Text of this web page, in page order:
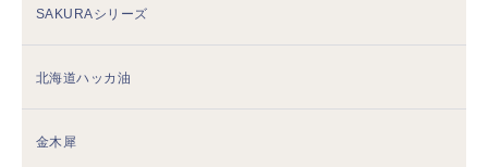
SAKURAシリーズ
北海道ハッカ油
金木犀